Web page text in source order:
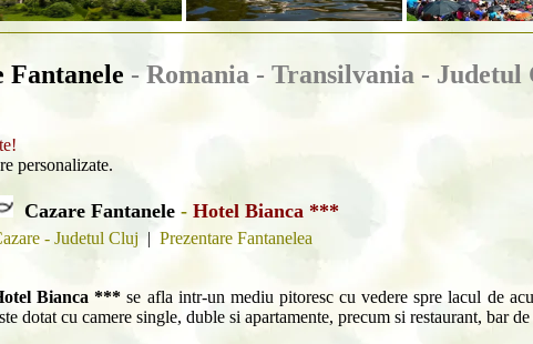
Fantanele - Romania - Transilvania - Judetul
personalizate.
Cazare Fantanele - Hotel Bianca ***
- Judetul Cluj | Prezentare Fantanelea
Bianca *** se afla intr-un mediu pitoresc cu vedere spre lacul de
dotat cu camere single, duble si apartamente, precum si restaurant, bar